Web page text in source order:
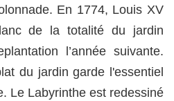
En 1774, Louis XV
de la totalité du jardin
l’année suivante.
du jardin garde l'essentiel
Le Labyrinthe est redessiné